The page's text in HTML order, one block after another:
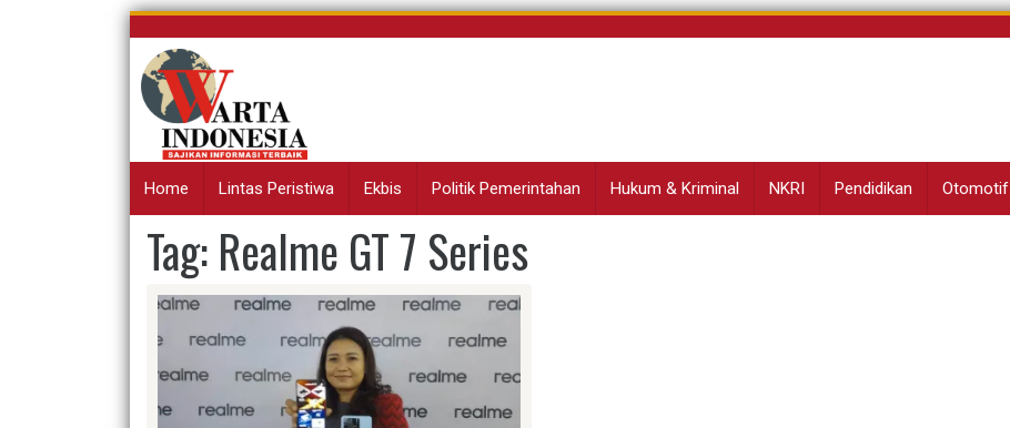
Skip
content
Home Lintas Peristiwa Ekbis Politik Pemerintahan Hukum & Kriminal NKRI Pendidikan Otomotif
Tag: Realme GT 7 Series